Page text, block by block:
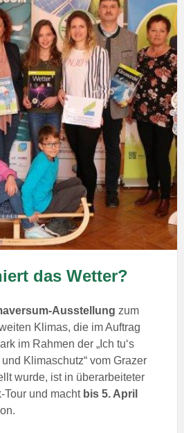
das Wetter?
Ausstellung zum
Klimas, die im Auftrag
im Rahmen der „Ich tu‘s
Klimaschutz“ vom Grazer
wurde, ist in überarbeiteter
Tour und macht bis 5. April